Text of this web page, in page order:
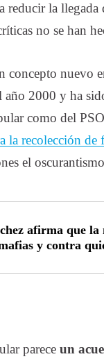
reducir la
no se han
nuevo
año 2000 y ha
como del
la recolección de
el
afirma que
y contra
parece un